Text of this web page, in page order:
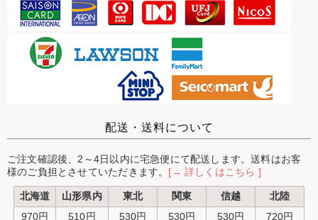
配送・送料について
ご注文確認後、2～4日以内に宅急便にて配送します。送料はお客
様のご負担とさせていただきます。 [→ 詳しくはこちら ]
北海道 山形県内 東北 関東 信越
北陸
970円
510円 530円 530円 530円
720円